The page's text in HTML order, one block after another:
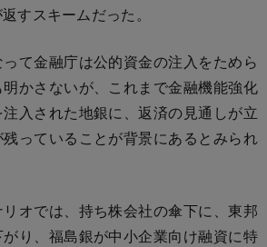
すスキームだった。
て金融庁は公的資金の注入をためら
かさないが、これまで金融機能強化
入された地銀に、返済の見通しが立
っていることが背景にあるとみられ
オでは、持ち株会社の傘下に、東邦
り、福島銀が中小企業向け融資に特